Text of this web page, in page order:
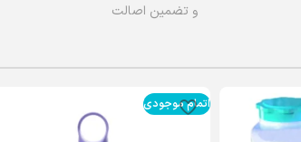
و تضمین اصالت
اتمام موجودی